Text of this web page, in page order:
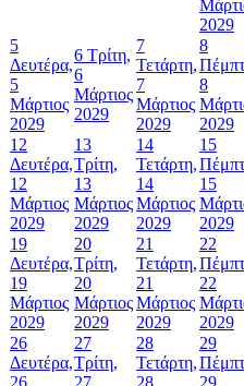
2029
5
Δευτέρα,
5
Μάρτιος
2029
6 Τρίτη,
6
Μάρτιος
2029
7
Τετάρτη,
7
Μάρτιος
2029
8
8
2029
12
Δευτέρα,
12
Μάρτιος
2029
13
Τρίτη,
13
Μάρτιος
2029
14
Τετάρτη,
14
Μάρτιος
2029
15
15
2029
19
Δευτέρα,
19
Μάρτιος
2029
20
Τρίτη,
20
Μάρτιος
2029
21
Τετάρτη,
21
Μάρτιος
2029
22
22
2029
26
Δευτέρα,
27
Τρίτη,
28
Τετάρτη,
29